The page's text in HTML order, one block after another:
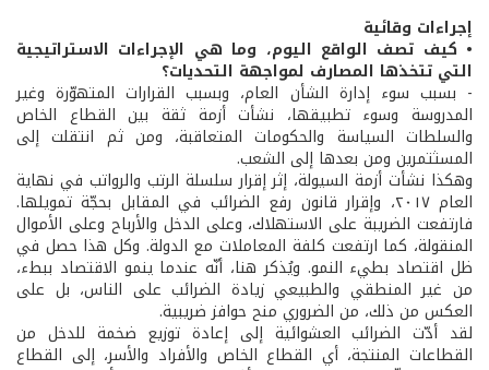
إجراءات وقائية
• كيف تصف الواقع اليوم، وما هي الإجراءات الاستراتيجية
التي تتخذها المصارف لمواجهة التحديات؟
- بسبب سوء إدارة الشأن العام، وبسبب القرارات المتهوّرة وغير
المدروسة وسوء تطبيقها، نشأت أزمة ثقة بين القطاع الخاص
والسلطات السياسة والحكومات المتعاقبة، ومن ثم انتقلت إلى
المسثتمرين ومن بعدها إلى الشعب.
وهكذا نشأت أزمة السيولة، إثر إقرار سلسلة الرتب والرواتب في نهاية
العام ٢٠١٧، وإقرار قانون رفع الضرائب في المقابل بحجّة تمويلها.
فارتفعت الضريبة على الاستهلاك، وعلى الدخل والأرباح وعلى الأموال
المنقولة، كما ارتفعت كلفة المعاملات مع الدولة. وكل هذا حصل في
ظل اقتصاد بطيء النمو. ويُذكر هنا، أنّه عندما ينمو الاقتصاد ببطء،
من غير المنطقي والطبيعي زيادة الضرائب على الناس، بل على
العكس من ذلك، من الضروري منح حوافز ضريبية.
لقد أدّت الضرائب العشوائية إلى إعادة توزيع ضخمة للدخل من
القطاعات المنتجة، أي القطاع الخاص والأفراد والأسر، إلى القطاع